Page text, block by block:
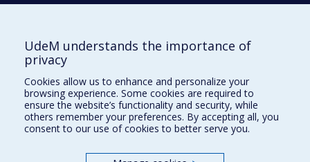
Who does what?
Find us
Site map
Accessibility
UdeM understands the importance of
privacy
Cookies allow us to enhance and personalize your
browsing experience. Some cookies are required to
ensure the website’s functionality and security, while
others remember your preferences. By accepting all, you
consent to our use of cookies to better serve you.